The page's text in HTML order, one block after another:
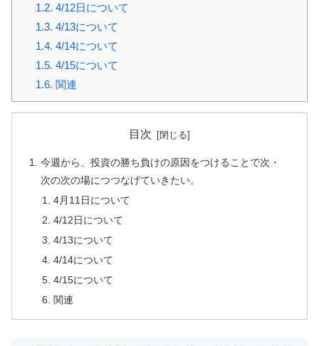
1.2. 4/12日について
1.3. 4/13について
1.4. 4/14について
1.5. 4/15について
1.6. 関連
目次
今週から、投資の勝ち負けの原因をつけることで次・
次の次の場につつなげていきたい。
4月11日について
4/12日について
4/13について
4/14について
4/15について
関連